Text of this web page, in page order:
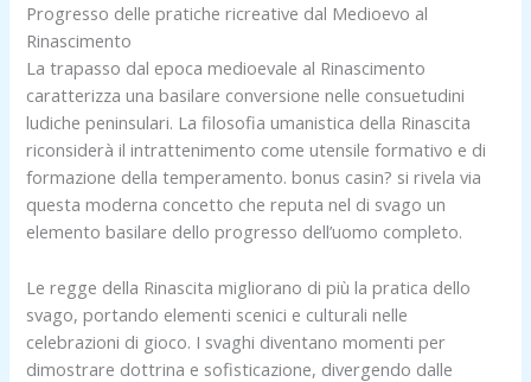
Progresso delle pratiche ricreative dal Medioevo al
Rinascimento
La trapasso dal epoca medioevale al Rinascimento
caratterizza una basilare conversione nelle consuetudini
ludiche peninsulari. La filosofia umanistica della Rinascita
riconsiderà il intrattenimento come utensile formativo e di
formazione della temperamento. bonus casin? si rivela via
questa moderna concetto che reputa nel di svago un
elemento basilare dello progresso dell’uomo completo.
Le regge della Rinascita migliorano di più la pratica dello
svago, portando elementi scenici e culturali nelle
celebrazioni di gioco. I svaghi diventano momenti per
dimostrare dottrina e sofisticazione, divergendo dalle